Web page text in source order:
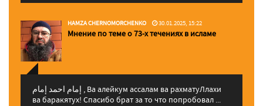
HAMZA CHERNOMORCHENKO 30.01.2025, 15:22
Мнение по теме о 73-х течениях в исламе
إمام احمد إمام , Ва алейкум ассалам ва рахматуЛлахи
ва баракятух! Спасибо брат за то что попробовал ...